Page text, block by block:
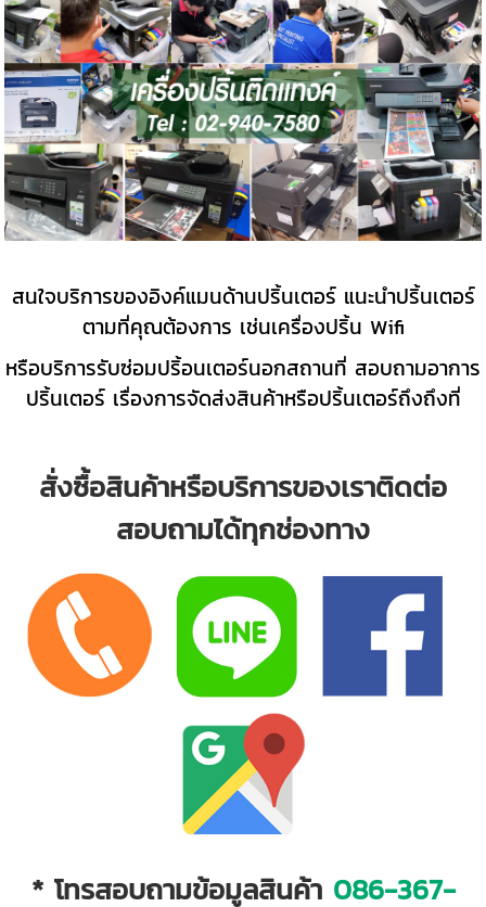
สนใจบริการของอิงค์แมนด้านปริ้นเตอร์ แนะนำปริ้นเตอร์
ตามที่คุณต้องการ เช่นเครื่องปริ้น Wifi
หรือบริการรับซ่อมปริ้อนเตอร์นอกสถานที่ สอบถามอาการ
ปริ้นเตอร์ เรื่องการจัดส่งสินค้าหรือปริ้นเตอร์ถึงถึงที่
สั่งซื้อสินค้าหรือบริการของเราติดต่อ
สอบถามได้ทุกช่องทาง
* โทรสอบถามข้อมูลสินค้า 086-367-